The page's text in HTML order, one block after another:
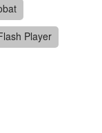
Player